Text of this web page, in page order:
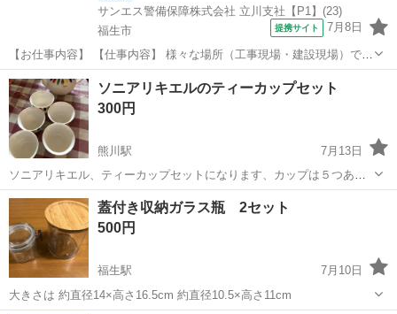
サンエス警備保障株式会社 立川支社【P1】(23)
福生市
提携サイト 7月8日
【お仕事内容】 【仕事内容】 様々な場所（工事現場・建設現場）での
交通誘導・案内をお任せします。 道路をご利用される車両や歩行者の
方が安全に安心して通行するために適切に誘導してください。 現場へ
の直行直帰が基本で、毎週・毎...
東京 福生市 警備員
ソニアリキエルのティーカップセット
300円
熊川駅
7月13日
ソニアリキエル、ティーカップセットになります、カップは５つあり
ます。美品です。
東京 福生市 熊川駅 その他 ティーカップ
蓋付き収納ガラス瓶 2セット
500円
福生駅
7月10日
大きさは 約直径14×高さ16.5cm 約直径10.5×高さ11cm